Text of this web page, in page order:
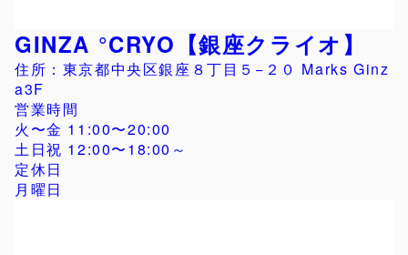
GINZA °CRYO【銀座クライオ】
住所：東京都中央区銀座８丁目５−２０ Marks Ginz
a3F
営業時間
火〜金 11:00〜20:00
土日祝 12:00〜18:00～
定休日
月曜日